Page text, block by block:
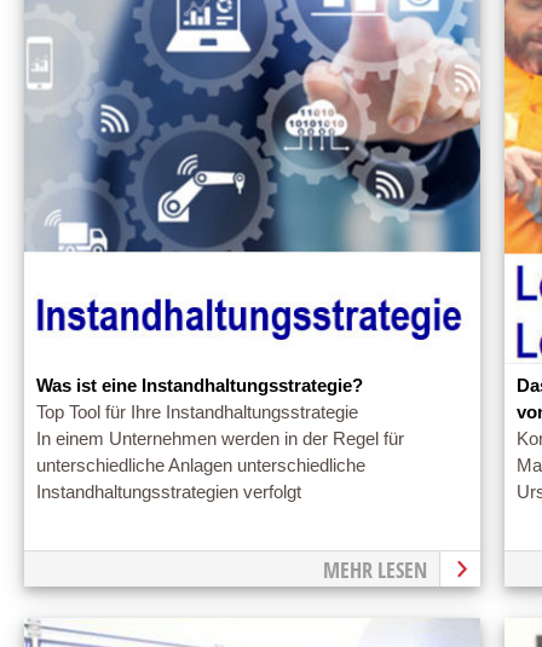
Was ist eine Instandhaltungsstrategie?
Top Tool für Ihre Instandhaltungsstrategie
In einem Unternehmen werden in der Regel für
unterschiedliche Anlagen unterschiedliche
Instandhaltungsstrategien verfolgt
MEHR LESEN